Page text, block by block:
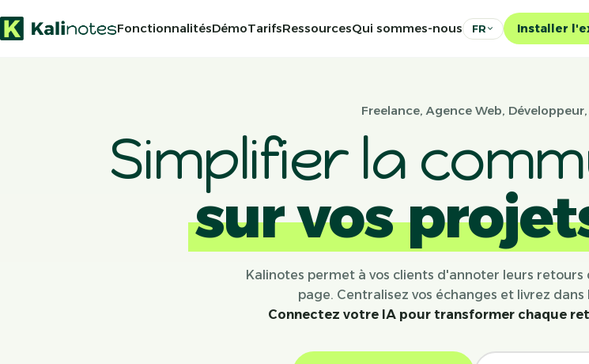
FonctionnalitésDémoTarifsRessourcesQui sommes-nous FR Installer
Freelance, Agence Web, Développeur,
Simplifier la
sur vos
Kalinotes permet à vos clients d'annoter leurs
page. Centralisez vos échanges et livrez dans
Connectez votre IA pour transformer chaque